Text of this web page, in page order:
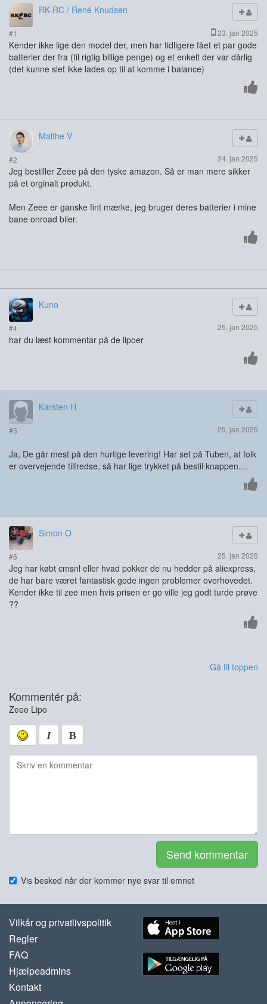
RK-RC / René Knudsen
#1 23. jan 2025
Kender ikke lige den model der, men har tidligere fået et par gode
batterier der fra (til rigtig billige penge) og et enkelt der var dårlig
(det kunne slet ikke lades op til at komme i balance)
Malthe V
#2 24. jan 2025
Jeg bestiller Zeee på den tyske amazon. Så er man mere sikker
på et orginalt produkt.
Men Zeee er ganske fint mærke, jeg bruger deres batterier i mine
bane onroad biler.
Kuno
#4 25. jan 2025
har du læst kommentar på de lipoer
Karsten H
#5 25. jan 2025
Ja, De går mest på den hurtige levering! Har set på Tuben, at folk
er overvejende tilfredse, så har lige trykket på bestil knappen....
Simon O
#6 25. jan 2025
Jeg har købt cmsnl eller hvad pokker de nu hedder på aliexpress,
de har bare været fantastisk gode ingen problemer overhovedet.
Kender ikke til zee men hvis prisen er go ville jeg godt turde prøve
??
Gå til toppen
Kommentér på:
Zeee Lipo
Send kommentar
Vis besked når der kommer nye svar til emnet
Vilkår og privatlivspolitik
Regler
FAQ
Hjælpeadmins
Kontakt